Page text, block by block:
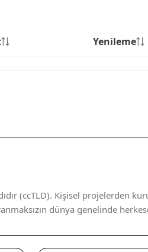
Yenileme
(ccTLD). Kişisel projelerden
dünya genelinde